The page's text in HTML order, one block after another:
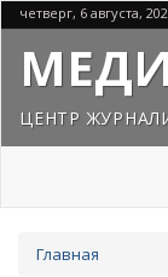
Перейти
к
основному
содержанию
четверг, 6 августа,
ЦЕНТР
здесь
Главная